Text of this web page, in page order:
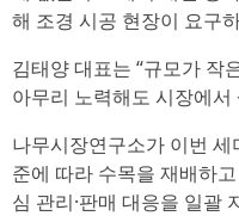
해 조경 시공 현장이 요구
김태양 대표는 “규모가 작
아무리 노력해도 시장에
나무시장연구소가 이번
준에 따라 수목을 재배하
심 관리·판매 대응을 일괄